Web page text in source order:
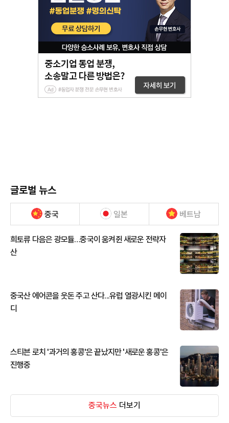
글로벌 뉴스
중국 일본 베트남
희토류 다음은 광모듈…중국이 움켜쥔 새로운 전략자
산
중국산 에어콘을 웃돈 주고 산다...유럽 열광시킨 메이
디
스티븐 로치 '과거의 홍콩'은 끝났지만 '새로운 홍콩'은
진행중
중국뉴스 더보기